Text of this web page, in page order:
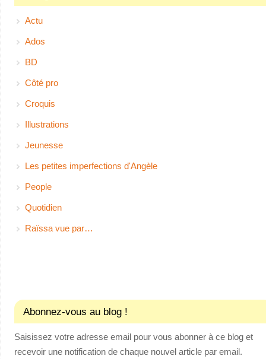
Actu
Ados
BD
Côté pro
Croquis
Illustrations
Jeunesse
Les petites imperfections d'Angèle
People
Quotidien
Raïssa vue par…
Abonnez-vous au blog !
Saisissez votre adresse email pour vous abonner à ce blog et
recevoir une notification de chaque nouvel article par email.